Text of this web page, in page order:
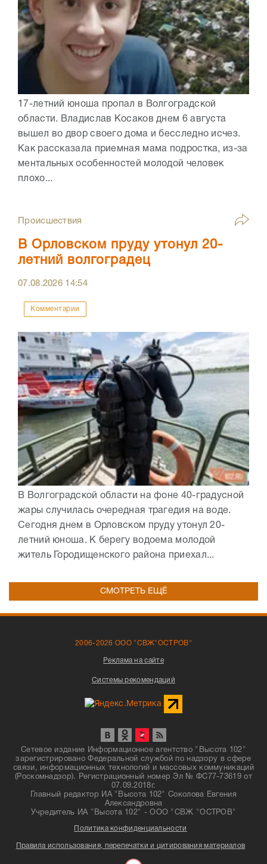
17-летний юноша пропал в Волгоградской
области. Владислав Косаков днем 6 августа
вышел во двор своего дома и бесследно исчез.
Как рассказала приемная мама подростка, из-за
ментальных особенностей молодой человек
плохо...
Происшествия
В Орловском пруду утонул 20-
летний волгоградец
07.08.2026 14:54
Комментарии
В Волгоградской области на фоне 40-градусной
жары случилась очередная трагедия на воде.
Сегодня днем в Орловском пруду утонул 20-
летний юноша. К берегу водоема молодой
житель Городищенского района приехал...
СМОТРЕТЬ ЕЩЁ
2006-2026 ООО "СВЖ"ОСТРОВ"
Реклама на сайте
Системы рекомендаций
Сетевое издание Информационное агентство "Высота 102"
зарегистрировано Федеральной службой по надзору в сфере
связи, информационных технологий и массовых коммуникаций
(Роскомнадзор). Регистрационный номер Эл № ФС77-73619 от
07.09.2018г.
Главный редактор ИА "Высота 102" Соколова Евгения
Александровна
Учредитель ИА "Высота 102" - ООО "СВЖ "ОСТРОВ"
Политика конфиденциальности
Правила использования, перепечатки и цитирования материалов